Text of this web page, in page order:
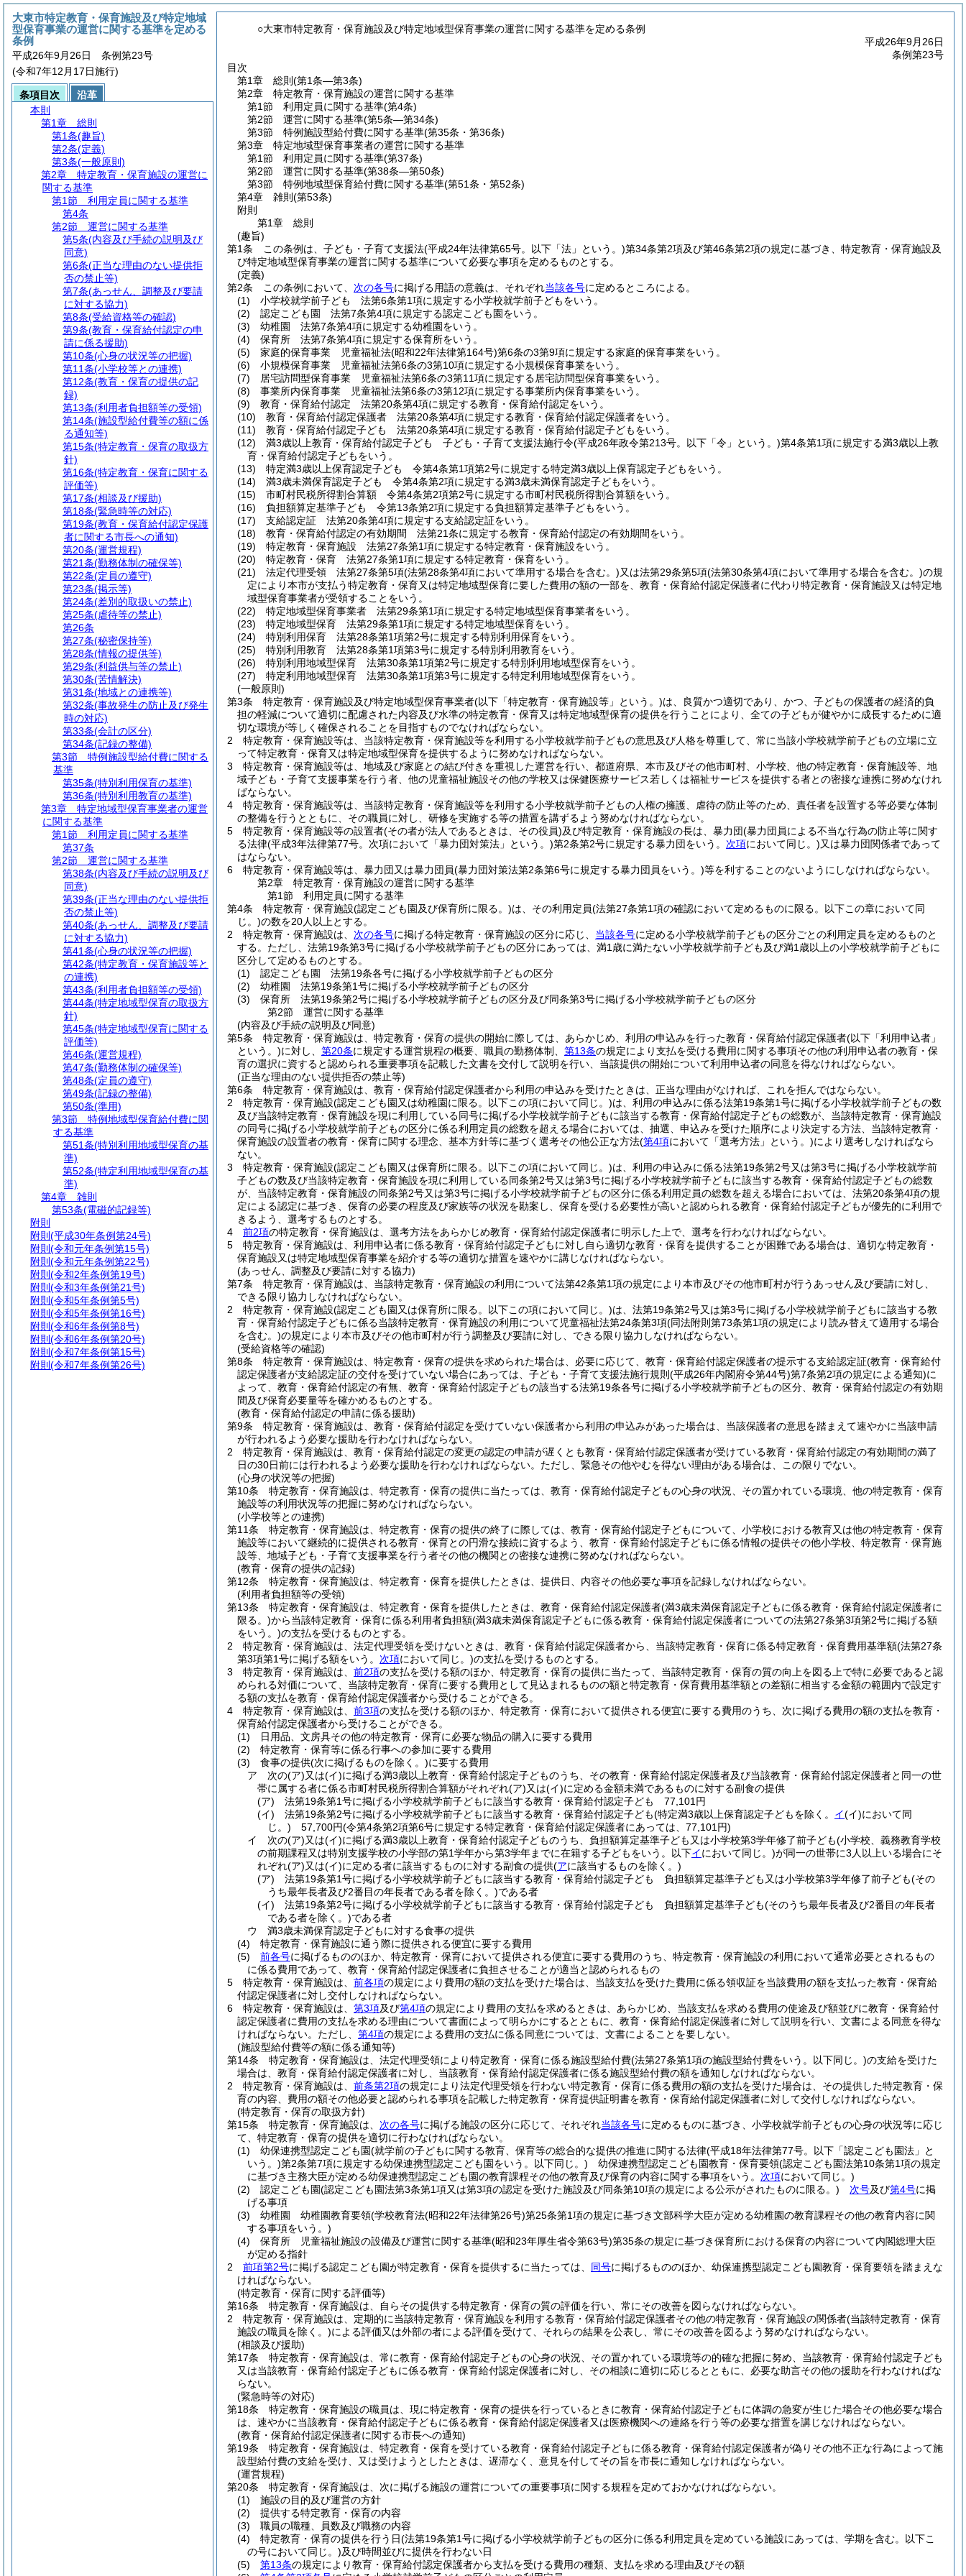
○大東市特定教育・保育施設及び特定地域型保育事業の運営に関する基準を定める条例
平成26年9月26日
条例第23号
目次
第1章
総則 (第1条―第3条)
第2章
特定教育・保育施設の運営に関する基準
第1節
利用定員に関する基準(第4条)
第2節
運営に関する基準(第5条―第34条)
第3節
特例施設型給付費に関する基準(第35条・第36条)
第3章
特定地域型保育事業者の運営に関する基準
第1節
利用定員に関する基準(第37条)
第2節
運営に関する基準(第38条―第50条)
第3節
特例地域型保育給付費に関する基準(第51条・第52条)
第4章
雑則 (第53条)
附則
第1章
総則
(趣旨)
第1条
この条例は、子ども・子育て支援法(平成24年法律第65号。以下「法」という。)第34条第2項及び第46条第2項の規定に基づき、特定教育・保育施設及
び特定地域型保育事業の運営に関する基準について必要な事項を定めるものとする。
(定義)
第2条
この条例において、 次の各号に掲げる用語の意義は、それぞれ当該各号に定めるところによる。
(1)
小学校就学前子ども 法第6条第1項に規定する小学校就学前子どもをいう。
(2)
認定こども園 法第7条第4項に規定する認定こども園をいう。
(3)
幼稚園 法第7条第4項に規定する幼稚園をいう。
(4)
保育所 法第7条第4項に規定する保育所をいう。
(5)
家庭的保育事業 児童福祉法(昭和22年法律第164号)第6条の3第9項に規定する家庭的保育事業をいう。
(6)
小規模保育事業 児童福祉法第6条の3第10項に規定する小規模保育事業をいう。
(7)
居宅訪問型保育事業 児童福祉法第6条の3第11項に規定する居宅訪問型保育事業をいう。
(8)
事業所内保育事業 児童福祉法第6条の3第12項に規定する事業所内保育事業をいう。
(9)
教育・保育給付認定 法第20条第4項に規定する教育・保育給付認定をいう。
(10)
教育・保育給付認定保護者 法第20条第4項に規定する教育・保育給付認定保護者をいう。
(11)
教育・保育給付認定子ども 法第20条第4項に規定する教育・保育給付認定子どもをいう。
(12)
満3歳以上教育・保育給付認定子ども 子ども・子育て支援法施行令(平成26年政令第213号。以下「令」という。)第4条第1項に規定する満3歳以上教
育・保育給付認定子どもをいう。
(13)
特定満3歳以上保育認定子ども 令第4条第1項第2号に規定する特定満3歳以上保育認定子どもをいう。
(14)
満3歳未満保育認定子ども 令第4条第2項に規定する満3歳未満保育認定子どもをいう。
(15)
市町村民税所得割合算額 令第4条第2項第2号に規定する市町村民税所得割合算額をいう。
(16)
負担額算定基準子ども 令第13条第2項に規定する負担額算定基準子どもをいう。
(17)
支給認定証 法第20条第4項に規定する支給認定証をいう。
(18)
教育・保育給付認定の有効期間 法第21条に規定する教育・保育給付認定の有効期間をいう。
(19)
特定教育・保育施設 法第27条第1項に規定する特定教育・保育施設をいう。
(20)
特定教育・保育 法第27条第1項に規定する特定教育・保育をいう。
(21)
法定代理受領 法第27条第5項(法第28条第4項において準用する場合を含む。)又は法第29条第5項(法第30条第4項において準用する場合を含む。)の規
定により本市が支払う特定教育・保育又は特定地域型保育に要した費用の額の一部を、教育・保育給付認定保護者に代わり特定教育・保育施設又は特定地
域型保育事業者が受領することをいう。
(22)
特定地域型保育事業者 法第29条第1項に規定する特定地域型保育事業者をいう。
(23)
特定地域型保育 法第29条第1項に規定する特定地域型保育をいう。
(24)
特別利用保育 法第28条第1項第2号に規定する特別利用保育をいう。
(25)
特別利用教育 法第28条第1項第3号に規定する特別利用教育をいう。
(26)
特別利用地域型保育 法第30条第1項第2号に規定する特別利用地域型保育をいう。
(27)
特定利用地域型保育 法第30条第1項第3号に規定する特定利用地域型保育をいう。
(一般原則)
第3条
特定教育・保育施設及び特定地域型保育事業者(以下「特定教育・保育施設等」という。)は、良質かつ適切であり、かつ、子どもの保護者の経済的負
担の軽減について適切に配慮された内容及び水準の特定教育・保育又は特定地域型保育の提供を行うことにより、全ての子どもが健やかに成長するために適
切な環境が等しく確保されることを目指すものでなければならない。
2
特定教育・保育施設等は、当該特定教育・保育施設等を利用する小学校就学前子どもの意思及び人格を尊重して、常に当該小学校就学前子どもの立場に立
って特定教育・保育又は特定地域型保育を提供するように努めなければならない。
3
特定教育・保育施設等は、地域及び家庭との結び付きを重視した運営を行い、都道府県、本市及びその他市町村、小学校、他の特定教育・保育施設等、地
域子ども・子育て支援事業を行う者、他の児童福祉施設その他の学校又は保健医療サービス若しくは福祉サービスを提供する者との密接な連携に努めなけれ
ばならない。
4
特定教育・保育施設等は、当該特定教育・保育施設等を利用する小学校就学前子どもの人権の擁護、虐待の防止等のため、責任者を設置する等必要な体制
の整備を行うとともに、その職員に対し、研修を実施する等の措置を講ずるよう努めなければならない。
5
特定教育・保育施設等の設置者(その者が法人であるときは、その役員)及び特定教育・保育施設の長は、暴力団(暴力団員による不当な行為の防止等に関す
る法律(平成3年法律第77号。次項において「暴力団対策法」という。)第2条第2号に規定する暴力団をいう。 次項において同じ。)又は暴力団関係者であって
はならない。
6
特定教育・保育施設等は、暴力団又は暴力団員(暴力団対策法第2条第6号に規定する暴力団員をいう。)等を利することのないようにしなければならない。
第2章
特定教育・保育施設の運営に関する基準
第1節
利用定員に関する基準
第4条
特定教育・保育施設(認定こども園及び保育所に限る。)は、その利用定員(法第27条第1項の確認において定めるものに限る。以下この章において同
じ。)の数を20人以上とする。
2
特定教育・保育施設は、 次の各号に掲げる特定教育・保育施設の区分に応じ、 当該各号に定める小学校就学前子どもの区分ごとの利用定員を定めるものと
する。 ただし、法第19条第3号に掲げる小学校就学前子どもの区分にあっては、満1歳に満たない小学校就学前子ども及び満1歳以上の小学校就学前子どもに
区分して定めるものとする。
(1)
認定こども園 法第19条各号に掲げる小学校就学前子どもの区分
(2)
幼稚園 法第19条第1号に掲げる小学校就学前子どもの区分
(3)
保育所 法第19条第2号に掲げる小学校就学前子どもの区分及び同条第3号に掲げる小学校就学前子どもの区分
第2節
運営に関する基準
(内容及び手続の説明及び同意)
第5条
特定教育・保育施設は、特定教育・保育の提供の開始に際しては、あらかじめ、利用の申込みを行った教育・保育給付認定保護者(以下「利用申込者」
という。)に対し、 第20条に規定する運営規程の概要、職員の勤務体制、 第13条の規定により支払を受ける費用に関する事項その他の利用申込者の教育・保
育の選択に資すると認められる重要事項を記載した文書を交付して説明を行い、当該提供の開始について利用申込者の同意を得なければならない。
(正当な理由のない提供拒否の禁止等)
第6条
特定教育・保育施設は、教育・保育給付認定保護者から利用の申込みを受けたときは、正当な理由がなければ、これを拒んではならない。
2
特定教育・保育施設(認定こども園又は幼稚園に限る。以下この項において同じ。)は、利用の申込みに係る法第19条第1号に掲げる小学校就学前子どもの数
及び当該特定教育・保育施設を現に利用している同号に掲げる小学校就学前子どもに該当する教育・保育給付認定子どもの総数が、当該特定教育・保育施設
の同号に掲げる小学校就学前子どもの区分に係る利用定員の総数を超える場合においては、抽選、申込みを受けた順序により決定する方法、当該特定教育・
保育施設の設置者の教育・保育に関する理念、基本方針等に基づく選考その他公正な方法(第4項において「選考方法」という。)により選考しなければなら
ない。
3
特定教育・保育施設(認定こども園又は保育所に限る。以下この項において同じ。)は、利用の申込みに係る法第19条第2号又は第3号に掲げる小学校就学前
子どもの数及び当該特定教育・保育施設を現に利用している同条第2号又は第3号に掲げる小学校就学前子どもに該当する教育・保育給付認定子どもの総数
が、当該特定教育・保育施設の同条第2号又は第3号に掲げる小学校就学前子どもの区分に係る利用定員の総数を超える場合においては、法第20条第4項の規
定による認定に基づき、保育の必要の程度及び家族等の状況を勘案し、保育を受ける必要性が高いと認められる教育・保育給付認定子どもが優先的に利用で
きるよう、選考するものとする。
4
前2項の特定教育・保育施設は、選考方法をあらかじめ教育・保育給付認定保護者に明示した上で、選考を行わなければならない。
5
特定教育・保育施設は、利用申込者に係る教育・保育給付認定子どもに対し自ら適切な教育・保育を提供することが困難である場合は、適切な特定教育・
保育施設又は特定地域型保育事業を紹介する等の適切な措置を速やかに講じなければならない。
(あっせん、調整及び要請に対する協力)
第7条
特定教育・保育施設は、当該特定教育・保育施設の利用について法第42条第1項の規定により本市及びその他市町村が行うあっせん及び要請に対し、
できる限り協力しなければならない。
2
特定教育・保育施設(認定こども園又は保育所に限る。以下この項において同じ。)は、法第19条第2号又は第3号に掲げる小学校就学前子どもに該当する教
育・保育給付認定子どもに係る当該特定教育・保育施設の利用について児童福祉法第24条第3項(同法附則第73条第1項の規定により読み替えて適用する場合
を含む。)の規定により本市及びその他市町村が行う調整及び要請に対し、できる限り協力しなければならない。
(受給資格等の確認)
第8条
特定教育・保育施設は、特定教育・保育の提供を求められた場合は、必要に応じて、教育・保育給付認定保護者の提示する支給認定証(教育・保育給付
認定保護者が支給認定証の交付を受けていない場合にあっては、子ども・子育て支援法施行規則 (平成26年内閣府令第44号)第7条第2項の規定による通知)に
よって、教育・保育給付認定の有無、教育・保育給付認定子どもの該当する法第19条各号に掲げる小学校就学前子どもの区分、教育・保育給付認定の有効期
間及び保育必要量等を確かめるものとする。
(教育・保育給付認定の申請に係る援助)
第9条
特定教育・保育施設は、教育・保育給付認定を受けていない保護者から利用の申込みがあった場合は、当該保護者の意思を踏まえて速やかに当該申請
が行われるよう必要な援助を行わなければならない。
2
特定教育・保育施設は、教育・保育給付認定の変更の認定の申請が遅くとも教育・保育給付認定保護者が受けている教育・保育給付認定の有効期間の満了
日の30日前には行われるよう必要な援助を行わなければならない。 ただし、緊急その他やむを得ない理由がある場合は、この限りでない。
(心身の状況等の把握)
第10条
特定教育・保育施設は、特定教育・保育の提供に当たっては、教育・保育給付認定子どもの心身の状況、その置かれている環境、他の特定教育・保育
施設等の利用状況等の把握に努めなければならない。
(小学校等との連携)
第11条
特定教育・保育施設は、特定教育・保育の提供の終了に際しては、教育・保育給付認定子どもについて、小学校における教育又は他の特定教育・保育
施設等において継続的に提供される教育・保育との円滑な接続に資するよう、教育・保育給付認定子どもに係る情報の提供その他小学校、特定教育・保育施
設等、地域子ども・子育て支援事業を行う者その他の機関との密接な連携に努めなければならない。
(教育・保育の提供の記録)
第12条
特定教育・保育施設は、特定教育・保育を提供したときは、提供日、内容その他必要な事項を記録しなければならない。
(利用者負担額等の受領)
第13条
特定教育・保育施設は、特定教育・保育を提供したときは、教育・保育給付認定保護者(満3歳未満保育認定子どもに係る教育・保育給付認定保護者に
限る。)から当該特定教育・保育に係る利用者負担額(満3歳未満保育認定子どもに係る教育・保育給付認定保護者についての法第27条第3項第2号に掲げる額
をいう。)の支払を受けるものとする。
2
特定教育・保育施設は、法定代理受領を受けないときは、教育・保育給付認定保護者から、当該特定教育・保育に係る特定教育・保育費用基準額(法第27条
第3項第1号に掲げる額をいう。 次項において同じ。)の支払を受けるものとする。
3
特定教育・保育施設は、 前2項の支払を受ける額のほか、特定教育・保育の提供に当たって、当該特定教育・保育の質の向上を図る上で特に必要であると認
められる対価について、当該特定教育・保育に要する費用として見込まれるものの額と特定教育・保育費用基準額との差額に相当する金額の範囲内で設定す
る額の支払を教育・保育給付認定保護者から受けることができる。
4
特定教育・保育施設は、 前3項の支払を受ける額のほか、特定教育・保育において提供される便宜に要する費用のうち、次に掲げる費用の額の支払を教育・
保育給付認定保護者から受けることができる。
(1)
日用品、文房具その他の特定教育・保育に必要な物品の購入に要する費用
(2)
特定教育・保育等に係る行事への参加に要する費用
(3)
食事の提供(次に掲げるものを除く。)に要する費用
ア
次の(ア)又は(イ)に掲げる満3歳以上教育・保育給付認定子どものうち、その教育・保育給付認定保護者及び当該教育・保育給付認定保護者と同一の世
帯に属する者に係る市町村民税所得割合算額がそれぞれ(ア)又は(イ)に定める金額未満であるものに対する副食の提供
(ア)
法第19条第1号に掲げる小学校就学前子どもに該当する教育・保育給付認定子ども 77,101円
(イ)
法第19条第2号に掲げる小学校就学前子どもに該当する教育・保育給付認定子ども(特定満3歳以上保育認定子どもを除く。 イ(イ)において同
じ。) 57,700円(令第4条第2項第6号に規定する特定教育・保育給付認定保護者にあっては、77,101円)
イ
次の(ア)又は(イ)に掲げる満3歳以上教育・保育給付認定子どものうち、負担額算定基準子ども又は小学校第3学年修了前子ども(小学校、義務教育学校
の前期課程又は特別支援学校の小学部の第1学年から第3学年までに在籍する子どもをいう。以下イにおいて同じ。)が同一の世帯に3人以上いる場合にそ
れぞれ(ア)又は(イ)に定める者に該当するものに対する副食の提供(アに該当するものを除く。)
(ア)
法第19条第1号に掲げる小学校就学前子どもに該当する教育・保育給付認定子ども 負担額算定基準子ども又は小学校第3学年修了前子ども(その
うち最年長者及び2番目の年長者である者を除く。)である者
(イ)
法第19条第2号に掲げる小学校就学前子どもに該当する教育・保育給付認定子ども 負担額算定基準子ども(そのうち最年長者及び2番目の年長者
である者を除く。)である者
ウ
満3歳未満保育認定子どもに対する食事の提供
(4)
特定教育・保育施設に通う際に提供される便宜に要する費用
(5)
前各号に掲げるもののほか、特定教育・保育において提供される便宜に要する費用のうち、特定教育・保育施設の利用において通常必要とされるもの
に係る費用であって、教育・保育給付認定保護者に負担させることが適当と認められるもの
5
特定教育・保育施設は、 前各項の規定により費用の額の支払を受けた場合は、当該支払を受けた費用に係る領収証を当該費用の額を支払った教育・保育給
付認定保護者に対し交付しなければならない。
6
特定教育・保育施設は、 第3項及び第4項の規定により費用の支払を求めるときは、あらかじめ、当該支払を求める費用の使途及び額並びに教育・保育給付
認定保護者に費用の支払を求める理由について書面によって明らかにするとともに、教育・保育給付認定保護者に対して説明を行い、文書による同意を得な
ければならない。 ただし、 第4項の規定による費用の支払に係る同意については、文書によることを要しない。
(施設型給付費等の額に係る通知等)
第14条
特定教育・保育施設は、法定代理受領により特定教育・保育に係る施設型給付費(法第27条第1項の施設型給付費をいう。以下同じ。)の支給を受けた
場合は、教育・保育給付認定保護者に対し、当該教育・保育給付認定保護者に係る施設型給付費の額を通知しなければならない。
2
特定教育・保育施設は、 前条第2項の規定により法定代理受領を行わない特定教育・保育に係る費用の額の支払を受けた場合は、その提供した特定教育・保
育の内容、費用の額その他必要と認められる事項を記載した特定教育・保育提供証明書を教育・保育給付認定保護者に対して交付しなければならない。
(特定教育・保育の取扱方針)
第15条
特定教育・保育施設は、 次の各号に掲げる施設の区分に応じて、それぞれ当該各号に定めるものに基づき、小学校就学前子どもの心身の状況等に応じ
て、特定教育・保育の提供を適切に行わなければならない。
(1)
幼保連携型認定こども園(就学前の子どもに関する教育、保育等の総合的な提供の推進に関する法律(平成18年法律第77号。以下「認定こども園法」と
いう。)第2条第7項に規定する幼保連携型認定こども園をいう。以下同じ。) 幼保連携型認定こども園教育・保育要領(認定こども園法第10条第1項の規定
に基づき主務大臣が定める幼保連携型認定こども園の教育課程その他の教育及び保育の内容に関する事項をいう。 次項において同じ。)
(2)
認定こども園(認定こども園法第3条第1項又は第3項の認定を受けた施設及び同条第10項の規定による公示がされたものに限る。) 次号及び第4号に掲
げる事項
(3)
幼稚園 幼稚園教育要領(学校教育法(昭和22年法律第26号)第25条第1項の規定に基づき文部科学大臣が定める幼稚園の教育課程その他の教育内容に関
する事項をいう。)
(4)
保育所 児童福祉施設の設備及び運営に関する基準(昭和23年厚生省令第63号)第35条の規定に基づき保育所における保育の内容について内閣総理大臣
が定める指針
2
前項第2号に掲げる認定こども園が特定教育・保育を提供するに当たっては、 同号に掲げるもののほか、幼保連携型認定こども園教育・保育要領を踏まえな
ければならない。
(特定教育・保育に関する評価等)
第16条
特定教育・保育施設は、自らその提供する特定教育・保育の質の評価を行い、常にその改善を図らなければならない。
2
特定教育・保育施設は、定期的に当該特定教育・保育施設を利用する教育・保育給付認定保護者その他の特定教育・保育施設の関係者(当該特定教育・保育
施設の職員を除く。)による評価又は外部の者による評価を受けて、それらの結果を公表し、常にその改善を図るよう努めなければならない。
(相談及び援助)
第17条
特定教育・保育施設は、常に教育・保育給付認定子どもの心身の状況、その置かれている環境等の的確な把握に努め、当該教育・保育給付認定子ども
又は当該教育・保育給付認定子どもに係る教育・保育給付認定保護者に対し、その相談に適切に応じるとともに、必要な助言その他の援助を行わなければな
らない。
(緊急時等の対応)
第18条
特定教育・保育施設の職員は、現に特定教育・保育の提供を行っているときに教育・保育給付認定子どもに体調の急変が生じた場合その他必要な場合
は、速やかに当該教育・保育給付認定子どもに係る教育・保育給付認定保護者又は医療機関への連絡を行う等の必要な措置を講じなければならない。
(教育・保育給付認定保護者に関する市長への通知)
第19条
特定教育・保育施設は、特定教育・保育を受けている教育・保育給付認定子どもに係る教育・保育給付認定保護者が偽りその他不正な行為によって施
設型給付費の支給を受け、又は受けようとしたときは、遅滞なく、意見を付してその旨を市長に通知しなければならない。
(運営規程)
第20条
特定教育・保育施設は、次に掲げる施設の運営についての重要事項に関する規程を定めておかなければならない。
(1)
施設の目的及び運営の方針
(2)
提供する特定教育・保育の内容
(3)
職員の職種、員数及び職務の内容
(4)
特定教育・保育の提供を行う日(法第19条第1号に掲げる小学校就学前子どもの区分に係る利用定員を定めている施設にあっては、学期を含む。以下こ
の号において同じ。)及び時間並びに提供を行わない日
(5)
第13条の規定により教育・保育給付認定保護者から支払を受ける費用の種類、支払を求める理由及びその額
大東市特定教育・保育施設及び特定地域
型保育事業の運営に関する基準を定める
条例
平成26年9月26日 条例第23号
(令和7年12月17日施行)
条項目次
沿革
本則
第1章
総則
第1条(趣旨)
第2条(定義)
第3条(一般原則)
第2章
特定教育・保育施設の運営に
関する基準
第1節
利用定員に関する基準
第4条
第2節
運営に関する基準
第5条(内容及び手続の説明及び
同意)
第6条(正当な理由のない提供拒
否の禁止等)
第7条(あっせん、調整及び要請
に対する協力)
第8条(受給資格等の確認)
第9条(教育・保育給付認定の申
請に係る援助)
第10条(心身の状況等の把握)
第11条(小学校等との連携)
第12条(教育・保育の提供の記
録)
第13条(利用者負担額等の受領)
第14条(施設型給付費等の額に係
る通知等)
第15条(特定教育・保育の取扱方
針)
第16条(特定教育・保育に関する
評価等)
第17条(相談及び援助)
第18条(緊急時等の対応)
第19条(教育・保育給付認定保護
者に関する市長への通知)
第20条(運営規程)
第21条(勤務体制の確保等)
第22条(定員の遵守)
第23条(掲示等)
第24条(差別的取扱いの禁止)
第25条(虐待等の禁止)
第26条
第27条(秘密保持等)
第28条(情報の提供等)
第29条(利益供与等の禁止)
第30条(苦情解決)
第31条(地域との連携等)
第32条(事故発生の防止及び発生
時の対応)
第33条(会計の区分)
第34条(記録の整備)
第3節
特例施設型給付費に関する
基準
第35条(特別利用保育の基準)
第36条(特別利用教育の基準)
第3章
特定地域型保育事業者の運営
に関する基準
第1節
利用定員に関する基準
第37条
第2節
運営に関する基準
第38条(内容及び手続の説明及び
同意)
第39条(正当な理由のない提供拒
否の禁止等)
第40条(あっせん、調整及び要請
に対する協力)
第41条(心身の状況等の把握)
第42条(特定教育・保育施設等と
の連携)
第43条(利用者負担額等の受領)
第44条(特定地域型保育の取扱方
針)
第45条(特定地域型保育に関する
評価等)
第46条(運営規程)
第47条(勤務体制の確保等)
第48条(定員の遵守)
第49条(記録の整備)
第50条(準用)
第3節
特例地域型保育給付費に関
する基準
第51条(特別利用地域型保育の基
準)
第52条(特定利用地域型保育の基
準)
第4章
雑則
第53条(電磁的記録等)
附則
附則 (平成30年条例第24号)
附則 (令和元年条例第15号)
附則 (令和元年条例第22号)
附則 (令和2年条例第19号)
附則 (令和3年条例第21号)
附則 (令和5年条例第5号)
附則 (令和5年条例第16号)
附則 (令和6年条例第8号)
附則 (令和6年条例第20号)
附則 (令和7年条例第15号)
附則 (令和7年条例第26号)